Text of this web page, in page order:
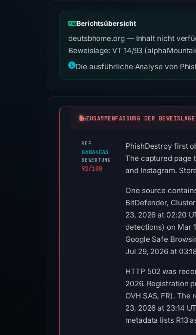
Berichtsübersicht
deutsbhome.org — Inhalt nicht
Beweislage: VT 14/93
Die ausführliche Analyse von
ZUSAMMENFASSUNG DER BEWEISLAGE
REF
B68A4CA3
BEWERTUNG
92/100
PhishDestroy first
The captured page
and Instagram.
One source
BitDefender,
23, 2026 at 02:20
detections) on Mar
Google Safe
Jul 29, 2026 at
HTTP 502 was
2026. Registration
OVH SAS, FR).
23, 2026 at 23:14
metadata lists R13